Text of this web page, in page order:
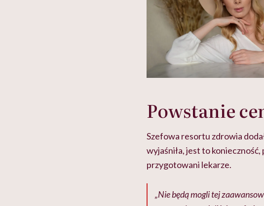
Powstanie
Szefowa resortu zdrowia
wyjaśniła, jest to
przygotowani lekarze.
„Nie będą mogli tej